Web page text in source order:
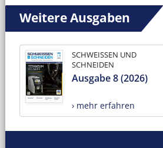
Weitere Ausgaben
SCHWEISSEN UND
SCHNEIDEN
Ausgabe 8 (2026)
› mehr erfahren